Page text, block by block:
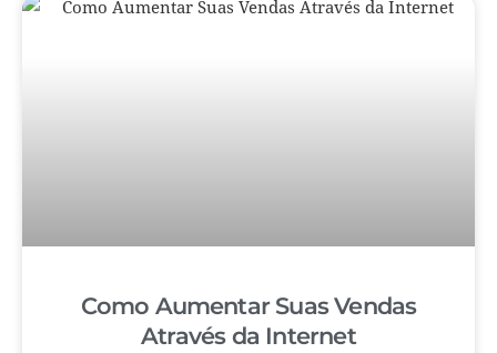
Como Aumentar Suas Vendas
Através da Internet